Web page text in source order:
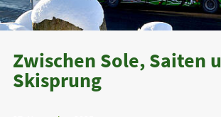
Zwischen Sole, Saiten
Skisprung